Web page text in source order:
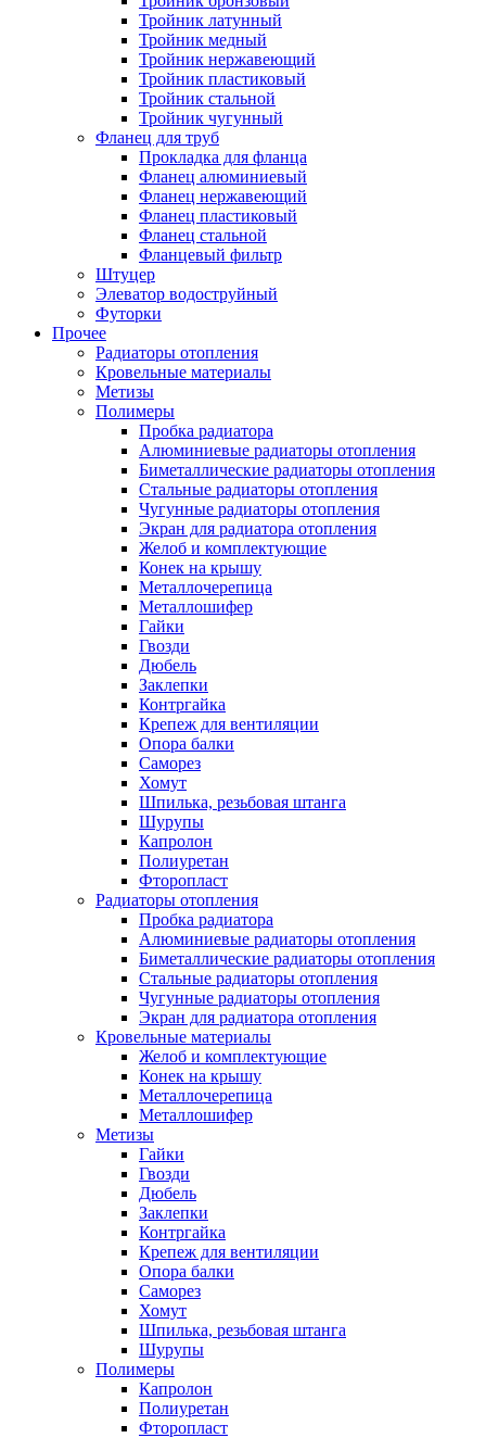
Тройник латунный
Тройник медный
Тройник нержавеющий
Тройник пластиковый
Тройник стальной
Тройник чугунный
Фланец для труб
Прокладка для фланца
Фланец алюминиевый
Фланец нержавеющий
Фланец пластиковый
Фланец стальной
Фланцевый фильтр
Штуцер
Элеватор водоструйный
Футорки
Прочее
Радиаторы отопления
Кровельные материалы
Метизы
Полимеры
Пробка радиатора
Алюминиевые радиаторы отопления
Биметаллические радиаторы отопления
Стальные радиаторы отопления
Чугунные радиаторы отопления
Экран для радиатора отопления
Желоб и комплектующие
Конек на крышу
Металлочерепица
Металлошифер
Гайки
Гвозди
Дюбель
Заклепки
Контргайка
Крепеж для вентиляции
Опора балки
Саморез
Хомут
Шпилька, резьбовая штанга
Шурупы
Капролон
Полиуретан
Фторопласт
Радиаторы отопления
Пробка радиатора
Алюминиевые радиаторы отопления
Биметаллические радиаторы отопления
Стальные радиаторы отопления
Чугунные радиаторы отопления
Экран для радиатора отопления
Кровельные материалы
Желоб и комплектующие
Конек на крышу
Металлочерепица
Металлошифер
Метизы
Гайки
Гвозди
Дюбель
Заклепки
Контргайка
Крепеж для вентиляции
Опора балки
Саморез
Хомут
Шпилька, резьбовая штанга
Шурупы
Полимеры
Капролон
Полиуретан
Фторопласт